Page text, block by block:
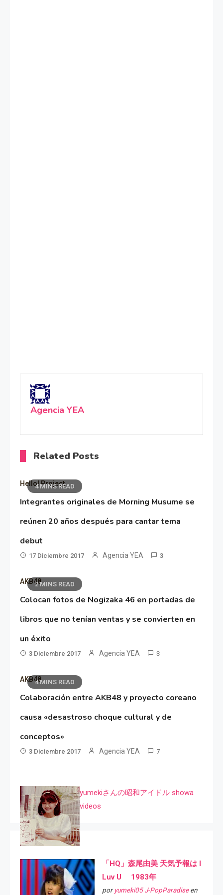
Agencia YEA
Related Posts
4 MINS READ
Hello! Project
Integrantes originales de Morning Musume se
reúnen 20 años después para cantar tema
debut
17 Diciembre 2017 Agencia YEA 3
2 MINS READ
AKB48
Colocan fotos de Nogizaka 46 en portadas de
libros que no tenían ventas y se convierten en
un éxito
3 Diciembre 2017 Agencia YEA 3
4 MINS READ
AKB48
Colaboración entre AKB48 y proyecto coreano
causa «desastroso choque cultural y de
conceptos»
3 Diciembre 2017 Agencia YEA 7
yumekiさんの昭和アイドル showa
videos
「HQ」森尾由美 天気予報は I
Luv U 1983年
por yumeki05 J-PopParadiseen